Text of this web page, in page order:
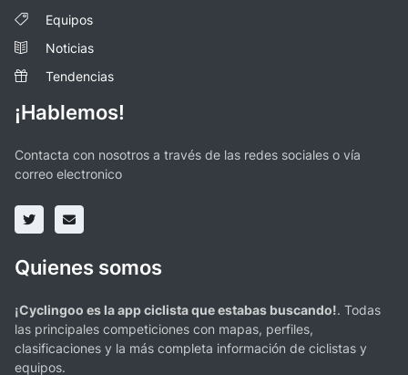
Equipos
Noticias
Tendencias
¡Hablemos!
Contacta con nosotros a través de las redes sociales o vía
correo electronico
Quienes somos
¡Cyclingoo es la app ciclista que estabas buscando!. Todas
las principales competiciones con mapas, perfiles,
clasificaciones y la más completa información de ciclistas y
equipos.